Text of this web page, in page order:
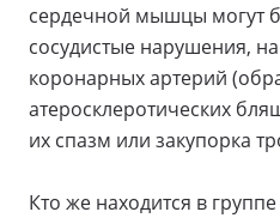
сердечной мышцы могут
сосудистые нарушения,
коронарных артерий
атеросклеротических
их спазм или закупорка
Кто же находится в